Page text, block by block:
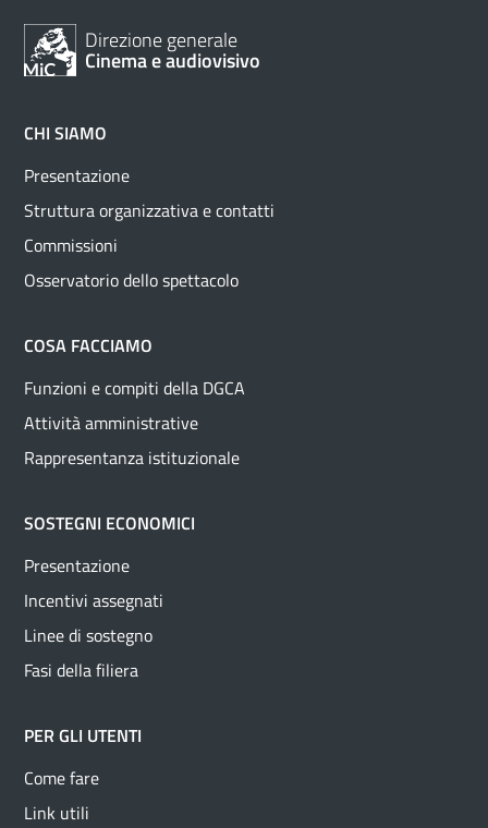
Direzione generale
Cinema e audiovisivo
CHI SIAMO
Presentazione
Struttura organizzativa e contatti
Commissioni
Osservatorio dello spettacolo
COSA FACCIAMO
Funzioni e compiti della DGCA
Attività amministrative
Rappresentanza istituzionale
SOSTEGNI ECONOMICI
Presentazione
Incentivi assegnati
Linee di sostegno
Fasi della filiera
PER GLI UTENTI
Come fare
Link utili